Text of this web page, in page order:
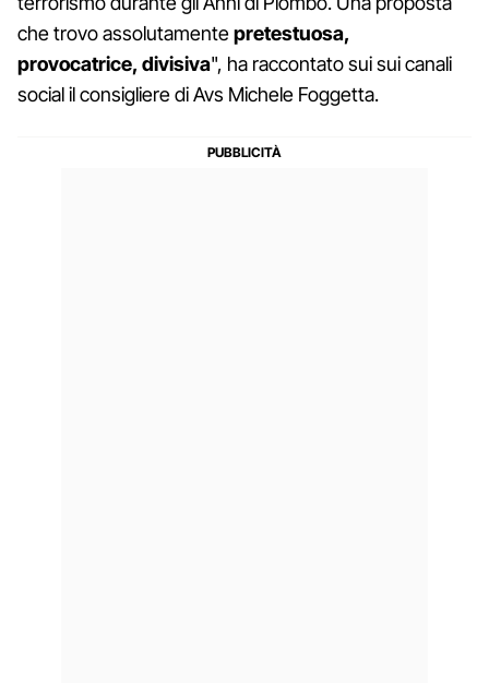
che trovo assolutamentepretestuosa,
provocatrice, divisiva", ha raccontato sui sui canali
social il consigliere di Avs Michele Foggetta.